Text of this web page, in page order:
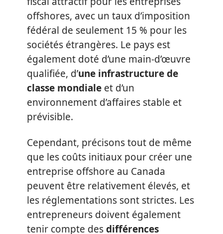
offshores, avec un taux d’imposition
fédéral de seulement 15 % pour les
sociétés étrangères. Le pays est
également doté d’une main-d’œuvre
qualifiée, d’une infrastructure de
classe mondiale et d’un
environnement d’affaires stable et
prévisible.
Cependant, précisons tout de même
que les coûts initiaux pour créer une
entreprise offshore au Canada
peuvent être relativement élevés, et
les réglementations sont strictes. Les
entrepreneurs doivent également
tenir compte desdifférences